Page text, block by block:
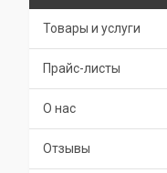
Товары и услуги
Прайс-листы
О нас
Отзывы